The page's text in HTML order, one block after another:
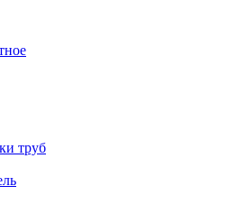
труб